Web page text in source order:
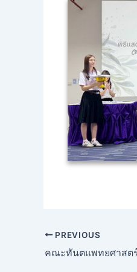
PREVIOUS
คณะทันตแพทยศาสต